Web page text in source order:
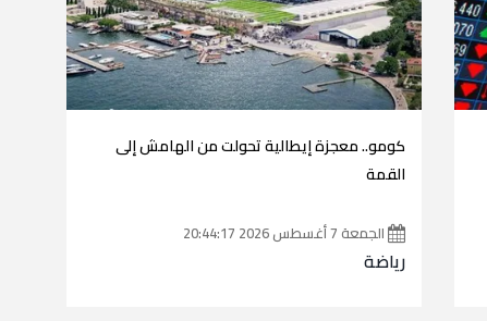
كومو.. معجزة إيطالية تحولت من الهامش إلى
القمة
الجمعة 7 أغسطس 2026 20:44:17
رياضة